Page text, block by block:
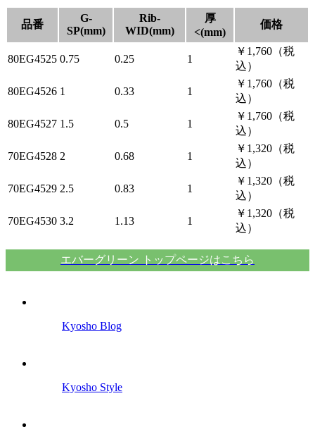
品番
G-
SP(mm)
Rib-
WID(mm)
厚
<(mm)
価格
80EG4525 0.75 0.25 1
￥1,760（税
込）
80EG4526 1 0.33 1
￥1,760（税
込）
80EG4527 1.5 0.5 1
￥1,760（税
込）
70EG4528 2 0.68 1
￥1,320（税
込）
70EG4529 2.5 0.83 1
￥1,320（税
込）
70EG4530 3.2 1.13 1
￥1,320（税
込）
エバーグリーン トップページはこちら
Kyosho Blog
Kyosho Style